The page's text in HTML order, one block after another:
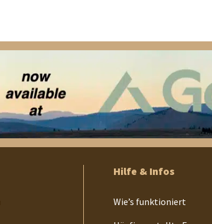
Hilfe & Infos
Wie’s funktioniert